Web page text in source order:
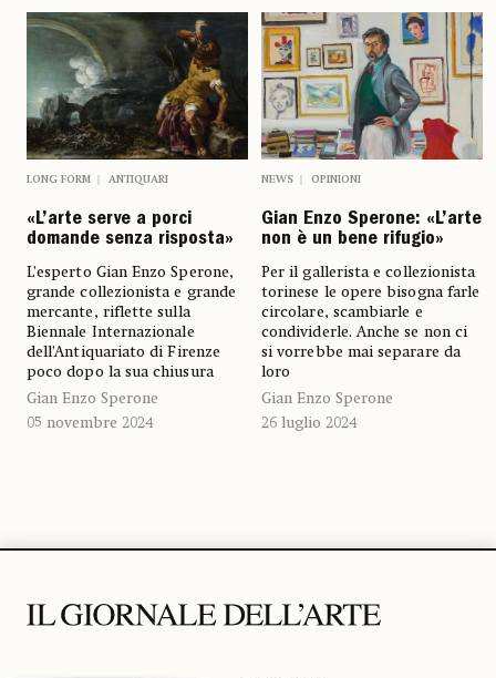
LONG FORM ANTIQUARI
«L’arte serve a porci
domande senza risposta»
L’esperto Gian Enzo Sperone,
grande collezionista e grande
mercante, riflette sulla
Biennale Internazionale
dell’Antiquariato di Firenze
poco dopo la sua chiusura
Gian Enzo Sperone
05 novembre 2024
NEWS OPINIONI
Gian Enzo Sperone: «L’arte
non è un bene rifugio»
Per il gallerista e collezionista
torinese le opere bisogna farle
circolare, scambiarle e
condividerle. Anche se non ci
si vorrebbe mai separare da
loro
Gian Enzo Sperone
26 luglio 2024